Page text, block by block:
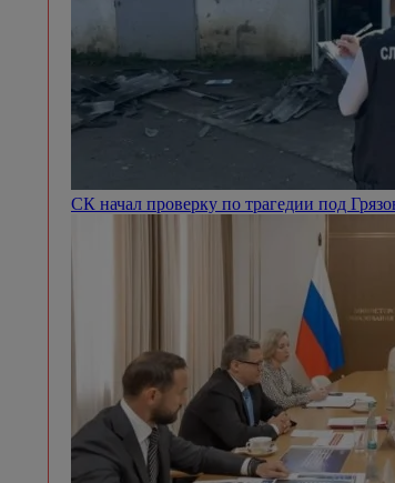
СК начал проверку по трагедии под